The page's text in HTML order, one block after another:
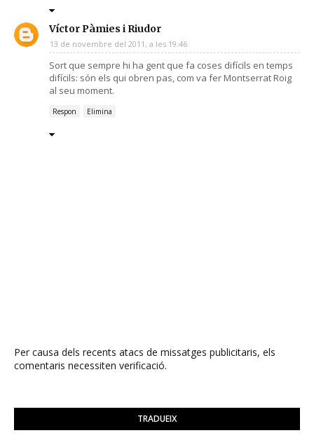
Víctor Pàmies i Riudor
13 de novembre del 2011, a les 19:46
Sort que sempre hi ha gent que fa coses difícils en temps
difícils: són els qui obren pas, com va fer Montserrat Roig
al seu moment.
Respon Elimina
Per causa dels recents atacs de missatges publicitaris, els
comentaris necessiten verificació.
TRADUEIX